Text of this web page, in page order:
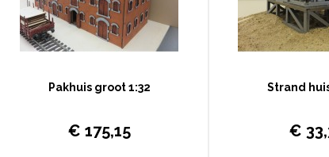
Pakhuis groot 1:32
Bouwpakket pakhuis groot Lengte 73 x Breedte 32 x
Hoogte 30 cm. Een mega pakhuis, zoals er in het
€ 175,15
Strand
Het pakket is
huizen/bruggen bij
€